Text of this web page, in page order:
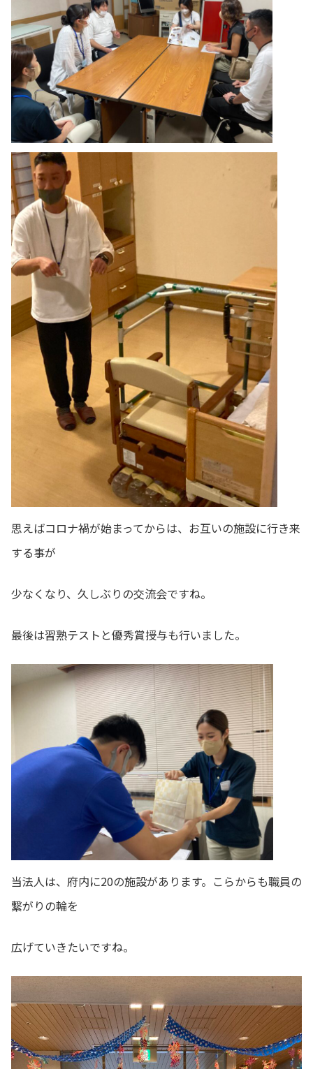
思えばコロナ禍が始まってからは、お互いの施設に行き来
する事が
少なくなり、久しぶりの交流会ですね。
最後は習熟テストと優秀賞授与も行いました。
当法人は、府内に20の施設があります。こらからも職員の
繋がりの輪を
広げていきたいですね。